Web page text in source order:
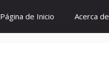
Página de Inicio Acerca de